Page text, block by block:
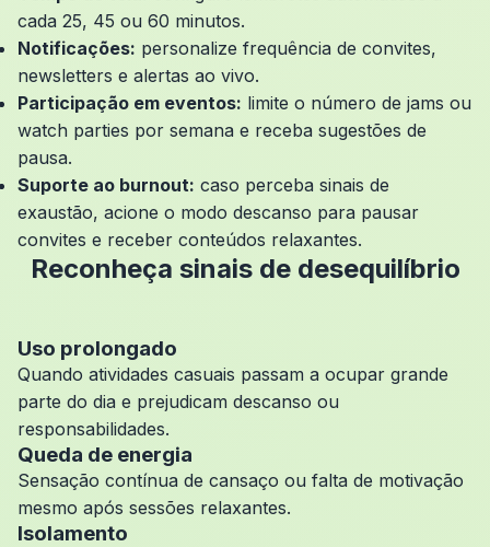
cada 25, 45 ou 60 minutos.
Notificações: personalize frequência de convites,
newsletters e alertas ao vivo.
Participação em eventos: limite o número de jams ou
watch parties por semana e receba sugestões de
pausa.
Suporte ao burnout: caso perceba sinais de
exaustão, acione o modo descanso para pausar
convites e receber conteúdos relaxantes.
Reconheça sinais de desequilíbrio
Uso prolongado
Quando atividades casuais passam a ocupar grande
parte do dia e prejudicam descanso ou
responsabilidades.
Queda de energia
Sensação contínua de cansaço ou falta de motivação
mesmo após sessões relaxantes.
Isolamento